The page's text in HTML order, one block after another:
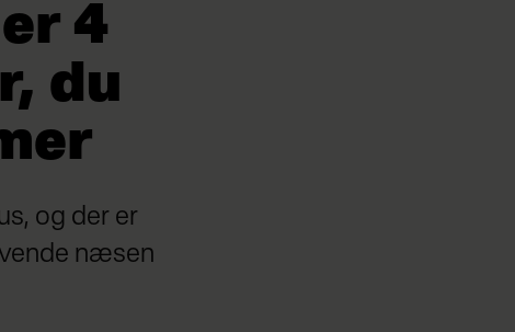
4
du
og der er
næsen